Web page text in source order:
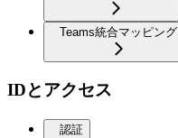
Teams統合マッピング
IDとアクセス
認証